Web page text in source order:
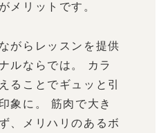
メリットです。
がらレッスンを提供
ルならでは。 カラ
ることでギュッと引
象に。 筋肉で大き
、メリハリのあるボ